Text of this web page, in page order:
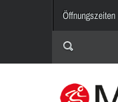
Öffnungszeiten